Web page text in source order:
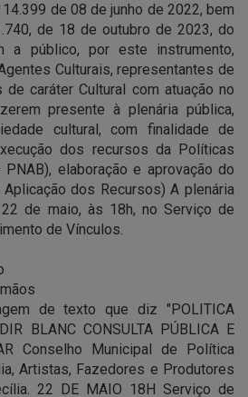
de 08 de junho de 2022, bem
de 18 de outubro de 2023, do
a público, por este instrumento,
Culturais, representantes de
de caráter Cultural com atuação no
presente à plenária pública,
cultural, com finalidade de
dos recursos da Políticas
elaboração e aprovação do
Aplicação dos Recursos) A plenária
de maio, às 18h, no Serviço de
de Vínculos.